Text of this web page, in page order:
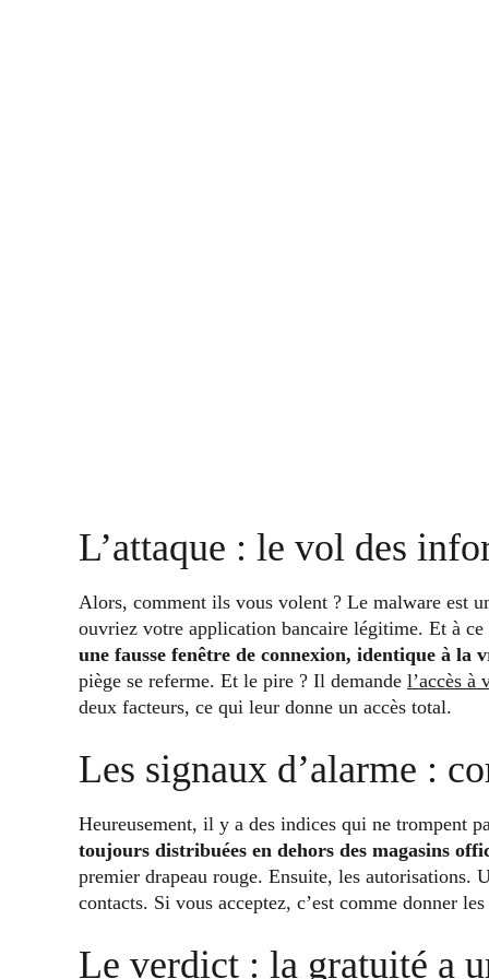
L’attaque : le vol des
Alors, comment ils vous volent ? Le malware est
ouvriez votre application bancaire légitime. Et à
une fausse fenêtre de connexion, identique à la
piège se referme. Et le pire ? Il demande l’accès à
deux facteurs, ce qui leur donne un accès total.
Les signaux d’alarme :
Heureusement, il y a des indices qui ne trompent
toujours distribuées en dehors des magasins
premier drapeau rouge. Ensuite, les autorisations.
contacts. Si vous acceptez, c’est comme donner
Le verdict : la gratuité a